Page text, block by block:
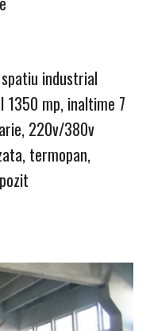
industrial
mp, inaltime 7
220v/380v
termopan,